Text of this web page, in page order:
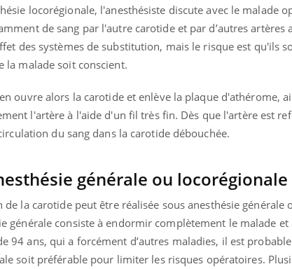
locorégionale, l'anesthésiste discute avec le malade
de sang par l'autre carotide et par d’autres artères
des systèmes de substitution, mais le risque est qu'ils
la malade soit conscient.
ouvre alors la carotide et enlève la plaque d'athérome,
l'artère à l'aide d'un fil très fin. Dès que l'artère est
du sang dans la carotide débouchée.
générale ou locorégionale
de la carotide peut être réalisée sous anesthésie générale
générale consiste à endormir complètement le malade
94 ans, qui a forcément d’autres maladies, il est
soit préférable pour limiter les risques opératoires.
Mains :
Youtube
faciles à aborder...
poser des
d'un proche c'est
Youtube
Carence en fer : comprendre pour
prévenirYoutube
Fatigue, irritabilité, brouillard mental
même alopécie… Les symptômes de la
carence en fer sont multiples ce qui la